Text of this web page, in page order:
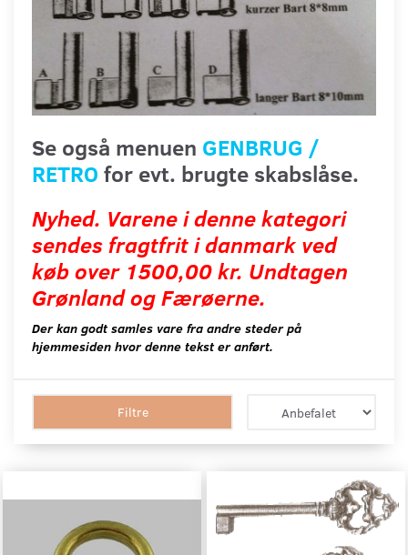
Se også menuen GENBRUG /
RETRO for evt. brugte skabslåse.
Nyhed. Varene i denne kategori
sendes fragtfrit i danmark ved
køb over 1500,00 kr. Undtagen
Grønland og Færøerne.
Der kan godt samles vare fra andre steder på
hjemmesiden hvor denne tekst er anført.
Filtre